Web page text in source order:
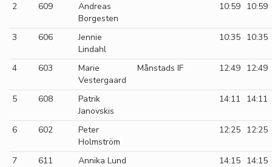
2
609
Andreas
Borgesten
10:59 10:59
3 606
Jennie
Lindahl
10:35 10:35
4 603
Marie
Vestergaard
Månstads IF 12:49 12:49
5 608
Patrik
Janovskis
14:11 14:11
6 602
Peter
Holmström
12:25 12:25
7 611 Annika Lund 14:15 14:15